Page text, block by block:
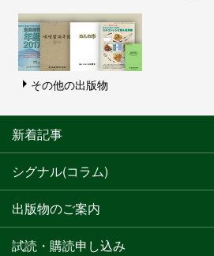
その他の出版物
新着記事
シグナル(コラム)
出版物のご案内
試読・購読申し込み